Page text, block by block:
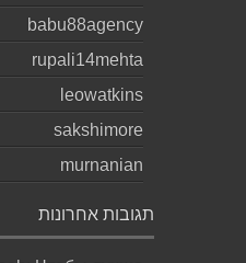
babu88agency
rupali14mehta
leowatkins
sakshimore
murnanian
תגובות אחרונות